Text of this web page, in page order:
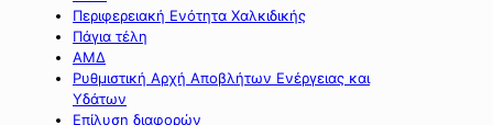
Περιφερειακή Ενότητα Χαλκιδικής
Πάγια τέλη
ΑΜΔ
Ρυθμιστική Αρχή Αποβλήτων Ενέργειας και
Υδάτων
Επίλυση διαφορών